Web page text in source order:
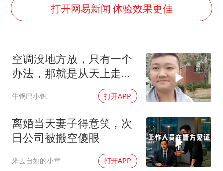
宇树科技王兴兴身家有望超200亿元
哪吒汽车南宁工厂设备降价20%拍卖
奋进开新局 实干挑大梁
打开网易新闻 体验效果更佳
空调没地方放，只有一个
办法，那就是从天上走，
牛锅巴小钒 打开APP
离婚当天妻子得意笑，次
日公司被搬空傻眼
来去自如的小章 打开APP